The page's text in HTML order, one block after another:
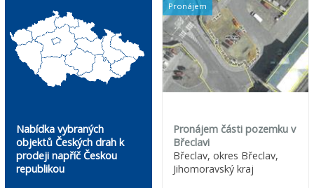
Nabídka vybraných
objektů Českých drah k
prodeji napříč Českou
republikou
Pronájem
Pronájem části pozemku v
Břeclavi
Břeclav, okres Břeclav,
Jihomoravský kraj